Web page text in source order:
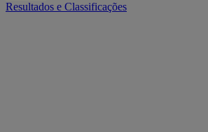
Resultados e Classificações